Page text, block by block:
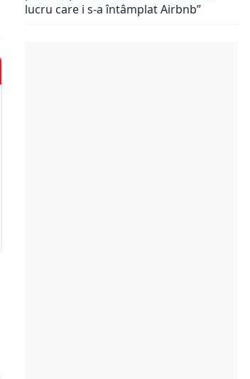
lucru care i s-a întâmplat Airbnb”